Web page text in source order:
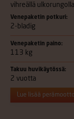
vihreällä
Venepaketin potkuri:
2-bladig
Venepaketin paino:
113 kg
Takuu huvikäytössä:
2 vuotta
Lue lisää